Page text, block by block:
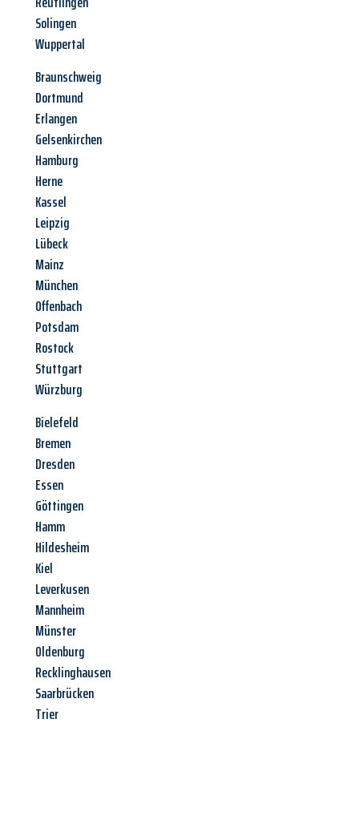
Solingen
Wuppertal
Braunschweig
Dortmund
Erlangen
Gelsenkirchen
Hamburg
Herne
Kassel
Leipzig
Lübeck
Mainz
München
Offenbach
Potsdam
Rostock
Stuttgart
Würzburg
Bielefeld
Bremen
Dresden
Essen
Göttingen
Hamm
Hildesheim
Kiel
Leverkusen
Mannheim
Münster
Oldenburg
Recklinghausen
Saarbrücken
Trier